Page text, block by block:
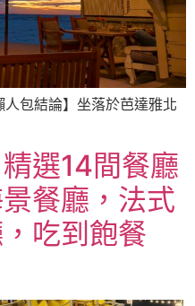
包結論】坐落於芭達雅北
精選14間餐廳
餐廳，法式
吃到飽餐